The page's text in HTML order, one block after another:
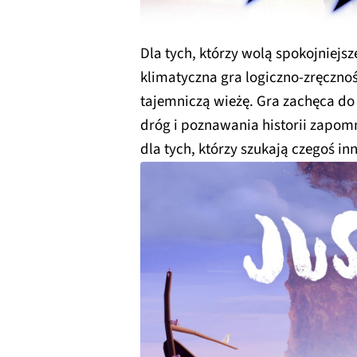
Dla tych, którzy wolą
klimatyczna gra logiczno-
tajemniczą wieżę. Gra zachęca
dróg i poznawania historii
dla tych, którzy szukają czegoś